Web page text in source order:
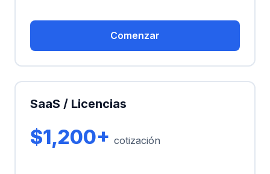
Comenzar
SaaS / Licencias
$1,200+ cotización